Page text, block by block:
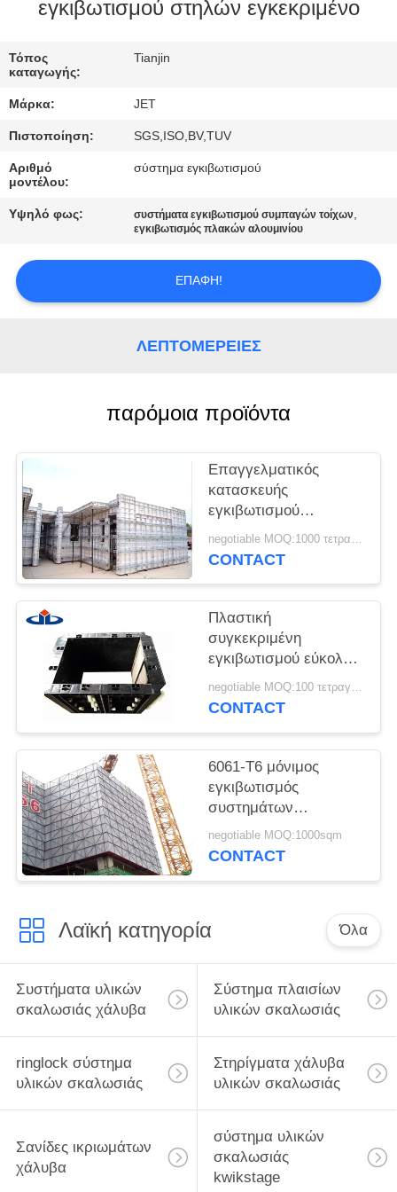
ΈΛΕΓΧΟΣ
ΜΑΣ
ΈΝΑ
ΑΠΌΣΠΑΣΜΑ
PRIVACY
εγκιβωτισμού στηλών εγκεκριμένο
Τόπος
καταγωγής:
Tianjin
Μάρκα: JET
Πιστοποίηση: SGS,ISO,BV,TUV
Αριθμό
μοντέλου:
σύστημα εγκιβωτισμού
Υψηλό φως: συστήματα εγκιβωτισμού συμπαγών τοίχων,
εγκιβωτισμός πλακών αλουμινίου
ΕΠΑΦΉ!
ΛΕΠΤΟΜΈΡΕΙΕΣ
παρόμοια προϊόντα
Επαγγελματικός
κατασκευής
εγκιβωτισμού
εγκιβωτισμός πλακών
αλουμινίου
συγκεκριμένος
negotiable MOQ:1000 τετραγωνικά μέτρα
CONTACT
Πλαστική
συγκεκριμένη
εγκιβωτισμού εύκολη
ανέγερση
εγκιβωτισμού
πλαστική
negotiable MOQ:100 τετραγωνικά μέτρα
CONTACT
6061-T6 μόνιμος
εγκιβωτισμός
συστημάτων
εγκιβωτισμού
κατασκευής αργιλίου
negotiable MOQ:1000sqm
CONTACT
Λαϊκή κατηγορία Όλα
Συστήματα υλικών
σκαλωσιάς χάλυβα
Σύστημα πλαισίων
υλικών σκαλωσιάς
ringlock σύστημα
υλικών σκαλωσιάς
Στηρίγματα χάλυβα
υλικών σκαλωσιάς
Σανίδες ικριωμάτων
χάλυβα
σύστημα υλικών
σκαλωσιάς
kwikstage